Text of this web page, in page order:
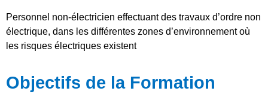
Personnel non-électricien effectuant des travaux d’ordre non
électrique, dans les différentes zones d’environnement où
les risques électriques existent
Objectifs de la Formation